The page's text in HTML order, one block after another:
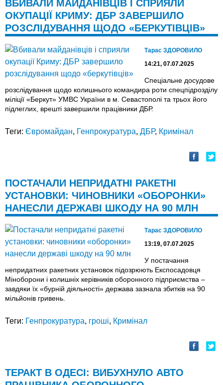
ВБИВАЛИ МАЙДАНІВЦІВ І СПРИЯЛИ
ОКУПАЦІЇ КРИМУ: ДБР ЗАВЕРШИЛО
РОЗСЛІДУВАННЯ ЩОДО «БЕРКУТІВЦІВ»
Тарас ЗДОРОВИЛО
14:21, 07.07.2025
Спеціальне досудове
розслідування щодо колишнього командира роти спецпідрозділу
міліції «Беркут» УМВС України в м. Севастополі та трьох його
підлеглих, врешті завершили працівники ДБР.
Теги: Євромайдан, Генпрокуратура, ДБР, Кримінал
ПОСТАЧАЛИ НЕПРИДАТНІ РАКЕТНІ
УСТАНОВКИ: ЧИНОВНИКИ «ОБОРОНКИ»
НАНЕСЛИ ДЕРЖАВІ ШКОДУ НА 90 МЛН
Тарас ЗДОРОВИЛО
13:19, 07.07.2025
У постачання
непридатних ракетних установок підозрюють Експосадовця
Міноборони і колишніх керівників оборонного підприємства –
завдяки їх «бурній діяльності» держава зазнала збитків на 90
мільйонів гривень.
Теги: Генпрокуратура, гроші, Кримінал
ТЕРАКТ В ОДЕСІ: ВИБУХНУЛО АВТО